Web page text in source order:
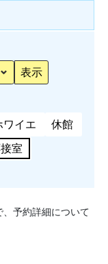
ワイエ 休館
室
予約詳細について